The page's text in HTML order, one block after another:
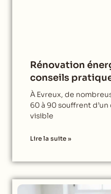
Rénovation
conseils
À Evreux, de
60 à 90 souffrent
visible
Lire la suite »